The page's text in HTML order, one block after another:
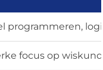
programmeren,
focus op